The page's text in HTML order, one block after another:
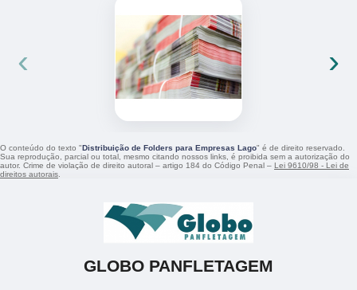
‹ ›
O conteúdo do texto "Distribuição de Folders para Empresas Lago" é de direito reservado.
Sua reprodução, parcial ou total, mesmo citando nossos links, é proibida sem a autorização do
autor. Crime de violação de direito autoral – artigo 184 do Código Penal – Lei 9610/98 - Lei de
direitos autorais
GLOBO PANFLETAGEM